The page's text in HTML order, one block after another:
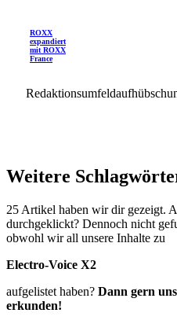
ROXX
expandiert
mit ROXX
France
Weitere
25 Artikel haben wir dir gezeigt.
durchgeklickt? Dennoch nicht
obwohl wir all unsere Inhalte zu
Electro-Voice X2
aufgelistet haben? Dann gern
erkunden!